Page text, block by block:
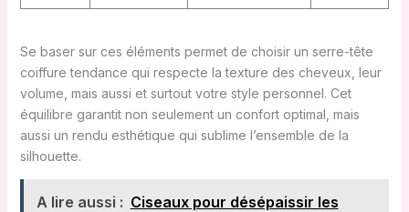
Se baser sur ces éléments permet de choisir un serre-tête
coiffure tendance qui respecte la texture des cheveux, leur
volume, mais aussi et surtout votre style personnel. Cet
équilibre garantit non seulement un confort optimal, mais
aussi un rendu esthétique qui sublime l’ensemble de la
silhouette.
A lire aussi : Ciseaux pour désépaissir les